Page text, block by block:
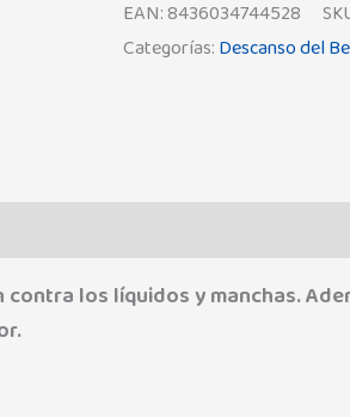
EAN:8436034744528
Categorías: Descanso del
los líquidos y manchas.